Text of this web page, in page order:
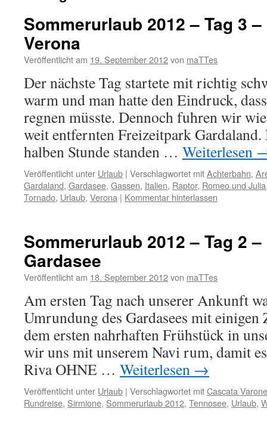
Sommerurlaub 2012 – Tag 3
Verona
Veröffentlicht am 19. September 2012von maTTes
Der nächste Tag startete mit richtig
warm und man hatte den Eindruck,
regnen müsste. Dennoch fuhren wir
weit entfernten Freizeitpark Gardaland.
halben Stunde standen … Weiterlesen
Veröffentlicht unter Urlaub | Verschlagwortet mitAchterbahn,
Gardaland, Gardasee, Gassen, Italien, Raptor, Romeo und Julia
Tornado, Urlaub, Verona | Kommentar hinterlassen
Sommerurlaub 2012 – Tag 2
Gardasee
Veröffentlicht am 18. September 2012von maTTes
Am ersten Tag nach unserer Ankunft
Umrundung des Gardasees mit einigen
dem ersten nahrhaften Frühstück in
wir uns mit unserem Navi rum, damit
Riva OHNE … Weiterlesen →
Veröffentlicht unter Urlaub | Verschlagwortet mitCascata Varone
Rundreise, Sirmione, Sommerurlaub 2012, Tennosee, Urlaub,